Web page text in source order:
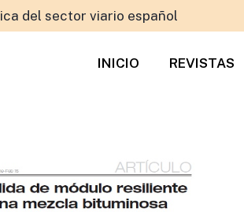
del sector viario español
INICIO REVISTAS